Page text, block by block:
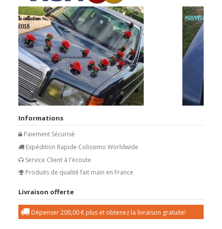
Informations
Paiement Sécurisé
Expédition Rapide Colissimo Worldwide
Service Client à l'écoute
Produits de qualité fait main en France
Livraison offerte
Dépenser200,00 € plus et obtenez la livraison gratuite!